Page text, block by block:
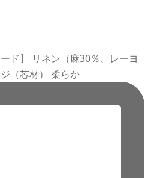
ド】 リネン（麻30％、レーヨ
（芯材） 柔らか